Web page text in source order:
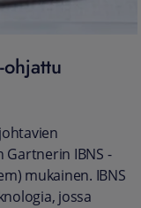
IBNS -
mukainen. IBNS
jossa